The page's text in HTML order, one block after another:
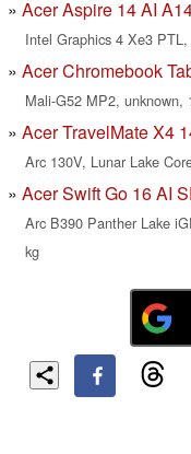
Acer Aspire 14 AI
Intel Graphics 4 Xe3
Acer Chromebook
Mali-G52 MP2, unknown,
Acer TravelMate X4
Arc 130V, Lunar Lake
Acer Swift Go 16 AI
Arc B390 Panther Lake
kg